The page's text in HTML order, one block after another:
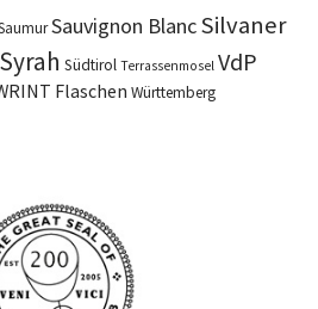
Sauvignon BlancSilvaner
Syrah Südtirol Terrassenmosel VdP
Flaschen Württemberg